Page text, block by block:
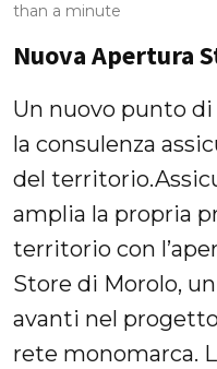
than a minute
Nuova Apertura
Un nuovo punto
la consulenza
del
amplia la propria
territorio con
Store di Morolo,
avanti nel
rete monomarca.